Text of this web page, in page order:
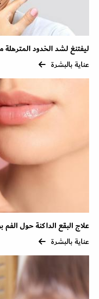
ليفتنغ لشد الخدود
عناية بالبشرة
علاج البقع الداكنة حول الفم
عناية بالبشرة